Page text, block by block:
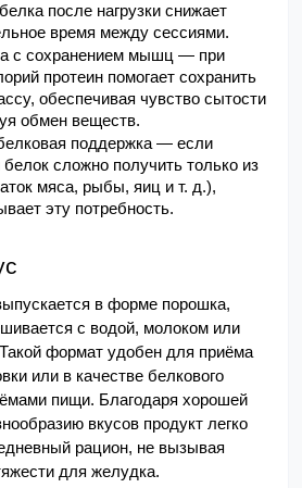
после нагрузки снижает
время между сессиями.
с сохранением мышц — при
протеин помогает сохранить
обеспечивая чувство сытости
обмен веществ.
поддержка — если
сложно получить только из
мяса, рыбы, яиц и т. д.),
эту потребность.
в форме порошка,
с водой, молоком или
формат удобен для приёма
или в качестве белкового
пищи. Благодаря хорошей
вкусов продукт легко
рацион, не вызывая
для желудка.